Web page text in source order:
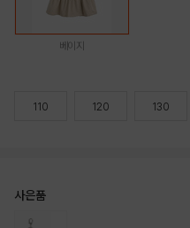
베이지
110 120 130
사은품